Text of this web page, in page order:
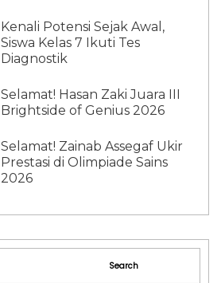
Kenali Potensi Sejak Awal,
Siswa Kelas 7 Ikuti Tes
Diagnostik
Selamat! Hasan Zaki Juara III
Brightside of Genius 2026
Selamat! Zainab Assegaf Ukir
Prestasi di Olimpiade Sains
2026